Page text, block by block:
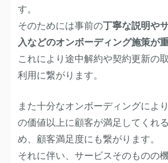
す。
そのためには事前の丁寧な説明や
入などのオンボーディング施策が
これにより途中解約や契約更新の
利用に繋がります。
また十分なオンボーディングによ
の価値以上に顧客が満足してくれ
め、顧客満足度にも繋がります。
それに伴い、サービスそのものの